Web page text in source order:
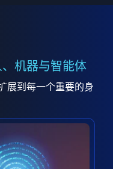
、机器与智能体
展到每一个重要的身